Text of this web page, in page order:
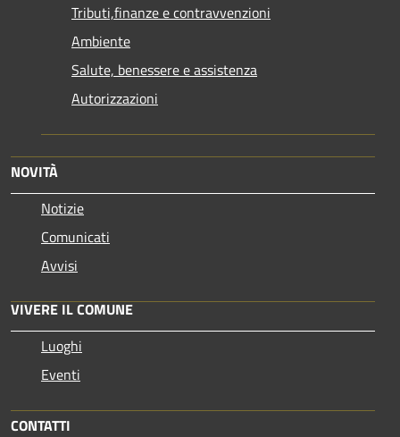
Tributi,finanze e contravvenzioni
Ambiente
Salute, benessere e assistenza
Autorizzazioni
NOVITÀ
Notizie
Comunicati
Avvisi
VIVERE IL COMUNE
Luoghi
Eventi
CONTATTI